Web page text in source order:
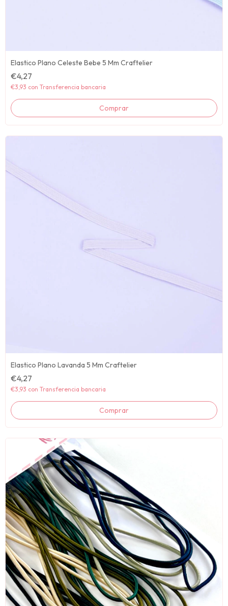
Elastico Plano Celeste Bebe 5 Mm Craftelier
€4,27
€3,93 con Transferencia bancaria
Elastico Plano Lavanda 5 Mm Craftelier
€4,27
€3,93 con Transferencia bancaria